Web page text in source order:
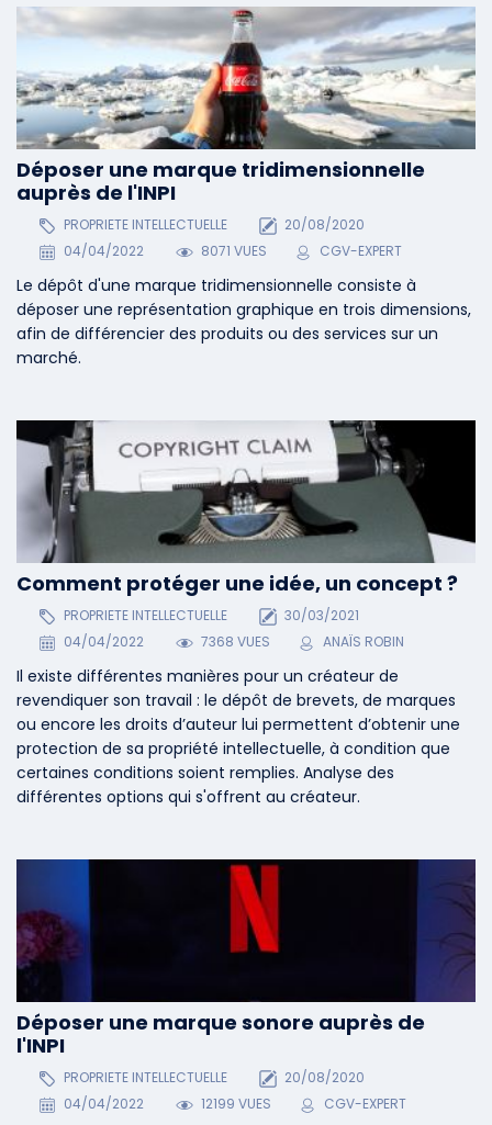
Déposer une marque sonore auprès de
l'INPI
PROPRIETE INTELLECTUELLE
20/08/2020
04/04/2022
12199 VUES CGV-EXPERT
Comment protéger une idée, un concept ?
PROPRIETE INTELLECTUELLE
30/03/2021
04/04/2022
7368 VUES ANAÏS ROBIN
Il existe différentes manières pour un créateur de
revendiquer son travail : le dépôt de brevets, de marques
ou encore les droits d’auteur lui permettent d’obtenir une
protection de sa propriété intellectuelle, à condition que
certaines conditions soient remplies. Analyse des
différentes options qui s'offrent au créateur.
Déposer une marque tridimensionnelle
auprès de l'INPI
PROPRIETE INTELLECTUELLE
20/08/2020
04/04/2022
8071 VUES CGV-EXPERT
Le dépôt d'une marque tridimensionnelle consiste à
déposer une représentation graphique en trois dimensions,
afin de différencier des produits ou des services sur un
marché.